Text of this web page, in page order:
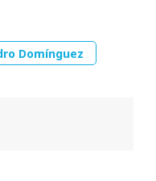
Domínguez